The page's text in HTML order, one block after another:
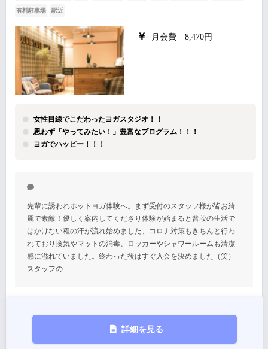
有料駐車場 駅近
月会費 8,470円
女性目線でこだわったヨガスタジオ！！
思わず「やってみたい！」豊富なプログラム！！！
ヨガでハッピー！！！
先輩に誘われホットヨガ体験へ。まず受付のスタッフ様が皆お綺
麗で素敵！優しく案内してくださり体験が始まると普段の生活で
はかけない程の汗が流れ始めました、コロナ対策もきちんと行わ
れており換気やマットの消毒、ロッカーやシャワールームも清潔
感に溢れていました。終わった後はすぐ入会を決めました（笑）
スタッフの…
詳細を見る